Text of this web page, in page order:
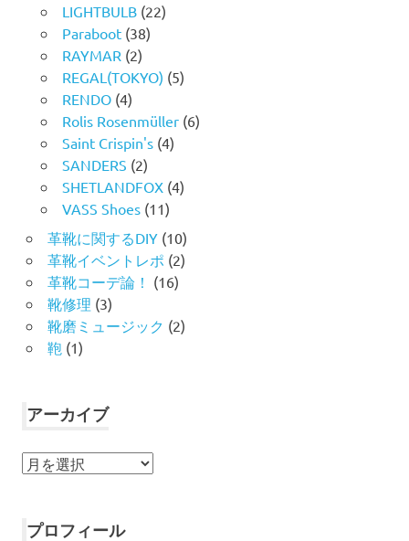
LIGHTBULB(22)
Paraboot(38)
RAYMAR (2)
REGAL(TOKYO) (5)
RENDO(4)
Rolis Rosenmüller(6)
Saint Crispin's(4)
SANDERS (2)
SHETLANDFOX(4)
VASS Shoes(11)
革靴に関するDIY(10)
革靴イベントレポ (2)
革靴コーデ論！ (16)
靴修理 (3)
靴磨ミュージック (2)
鞄 (1)
アーカイブ
ア
イ
プロフィール